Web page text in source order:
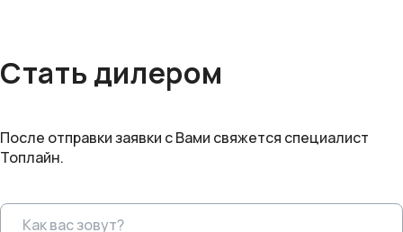
Стать дилером
После отправки заявки с Вами свяжется специалист
Топлайн.